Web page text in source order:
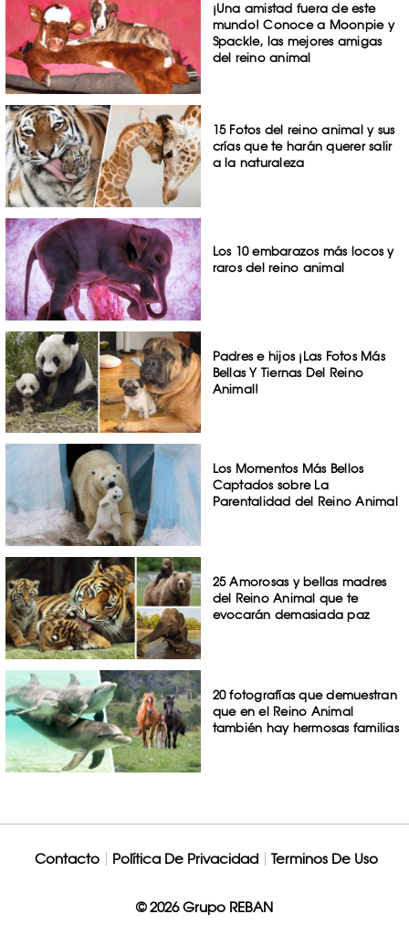
¡Una amistad fuera de este
mundo! Conoce a Moonpie y
Spackle, las mejores amigas
del reino animal
15 Fotos del reino animal y sus
crías que te harán querer salir
a la naturaleza
Los 10 embarazos más locos y
raros del reino animal
Padres e hijos ¡Las Fotos Más
Bellas Y Tiernas Del Reino
Animal!
Los Momentos Más Bellos
Captados sobre La
Parentalidad del Reino Animal
25 Amorosas y bellas madres
del Reino Animal que te
evocarán demasiada paz
20 fotografías que demuestran
que en el Reino Animal
también hay hermosas familias
Contacto Política De Privacidad Terminos De Uso
© 2026 Grupo REBAN